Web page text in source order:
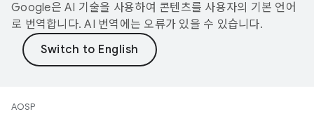
Google은 AI 기술을 사용하여 콘텐츠를 사용자의 기본 언어
로 번역합니다. AI 번역에는 오류가 있을 수 있습니다.
AOSP